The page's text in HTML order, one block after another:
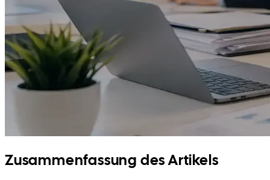
Zusammenfassung des Artikels